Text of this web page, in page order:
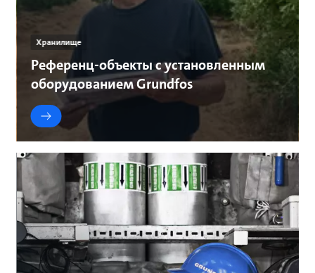
Хранилище
Референц-объекты с установленным
оборудованием Grundfos